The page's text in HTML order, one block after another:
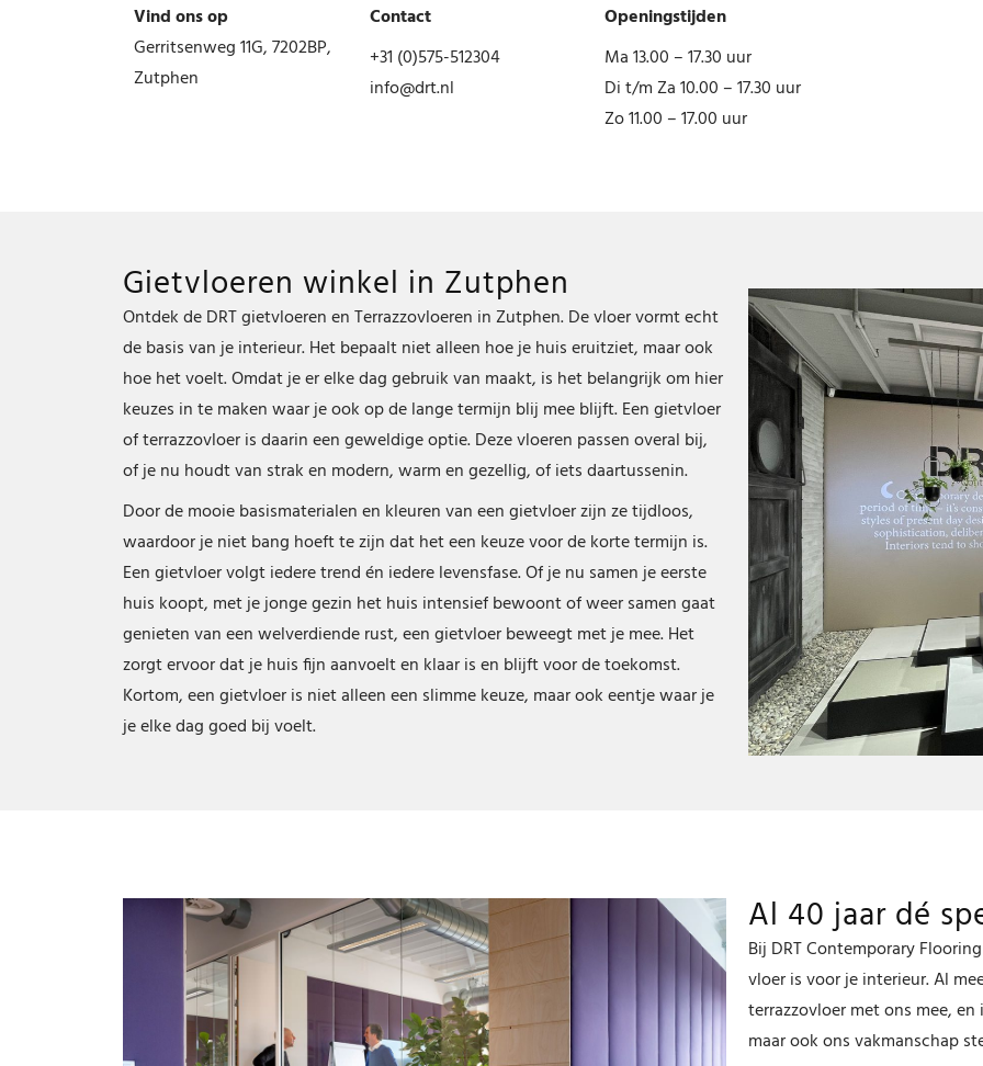
Vind ons op
Gerritsenweg 11G, 7202BP,
Zutphen
Contact
+31 (0)575-512304
info@drt.nl
Openingstijden
Ma 13.00 – 17.30 uur
Di t/m Za 10.00 – 17.30 uur
Zo 11.00 – 17.00 uur
Gietvloeren winkel in Zutphen
Ontdek de DRT gietvloeren en Terrazzovloeren in Zutphen. De vloer vormt echt
de basis van je interieur. Het bepaalt niet alleen hoe je huis eruitziet, maar ook
hoe het voelt. Omdat je er elke dag gebruik van maakt, is het belangrijk om hier
keuzes in te maken waar je ook op de lange termijn blij mee blijft. Een gietvloer
of terrazzovloer is daarin een geweldige optie. Deze vloeren passen overal bij,
of je nu houdt van strak en modern, warm en gezellig, of iets daartussenin.
Door de mooie basismaterialen en kleuren van een gietvloer zijn ze tijdloos,
waardoor je niet bang hoeft te zijn dat het een keuze voor de korte termijn is.
Een gietvloer volgt iedere trend én iedere levensfase. Of je nu samen je eerste
huis koopt, met je jonge gezin het huis intensief bewoont of weer samen gaat
genieten van een welverdiende rust, een gietvloer beweegt met je mee. Het
zorgt ervoor dat je huis fijn aanvoelt en klaar is en blijft voor de toekomst.
Kortom, een gietvloer is niet alleen een slimme keuze, maar ook eentje waar je
je elke dag goed bij voelt.
Al 40 jaar dé
Bij DRT Contemporary
vloer is voor je interieur. Al
terrazzovloer met ons mee,
maar ook ons vakmanschap